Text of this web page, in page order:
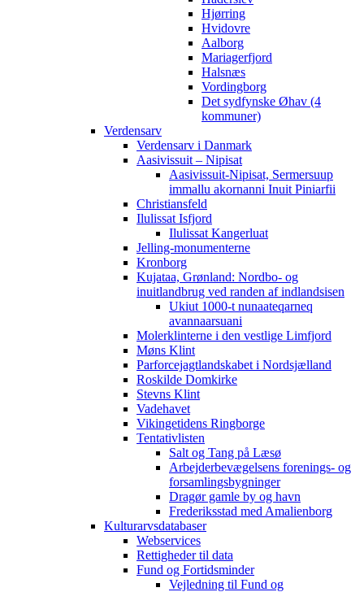
Hjørring
Hvidovre
Aalborg
Mariagerfjord
Halsnæs
Vordingborg
Det sydfynske Øhav (4
kommuner)
Verdensarv
Verdensarv i Danmark
Aasivissuit – Nipisat
Aasivissuit-Nipisat, Sermersuup
immallu akornanni Inuit Piniarfii
Christiansfeld
Ilulissat Isfjord
Ilulissat Kangerluat
Jelling-monumenterne
Kronborg
Kujataa, Grønland: Nordbo- og
inuitlandbrug ved randen af indlandsisen
Ukiut 1000-t nunaateqarneq
avannaarsuani
Molerklinterne i den vestlige Limfjord
Møns Klint
Parforcejagtlandskabet i Nordsjælland
Roskilde Domkirke
Stevns Klint
Vadehavet
Vikingetidens Ringborge
Tentativlisten
Salt og Tang på Læsø
Arbejderbevægelsens forenings- og
forsamlingsbygninger
Dragør gamle by og havn
Frederiksstad med Amalienborg
Kulturarvsdatabaser
Webservices
Rettigheder til data
Fund og Fortidsminder
Vejledning til Fund og